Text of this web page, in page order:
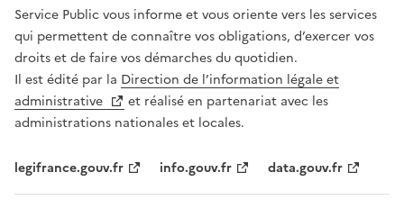
Service Public vous informe et vous oriente vers les services
qui permettent de connaître vos obligations, d’exercer vos
droits et de faire vos démarches du quotidien.
Il est édité par la Direction de l’information légale et
administrative
et réalisé en partenariat avec les
administrations nationales et locales.
legifrance.gouv.fr info.gouv.fr data.gouv.fr